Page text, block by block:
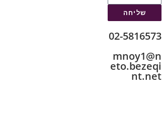
שליחה
02-5816573
mnoy1@n
eto.bezeqi
nt.net